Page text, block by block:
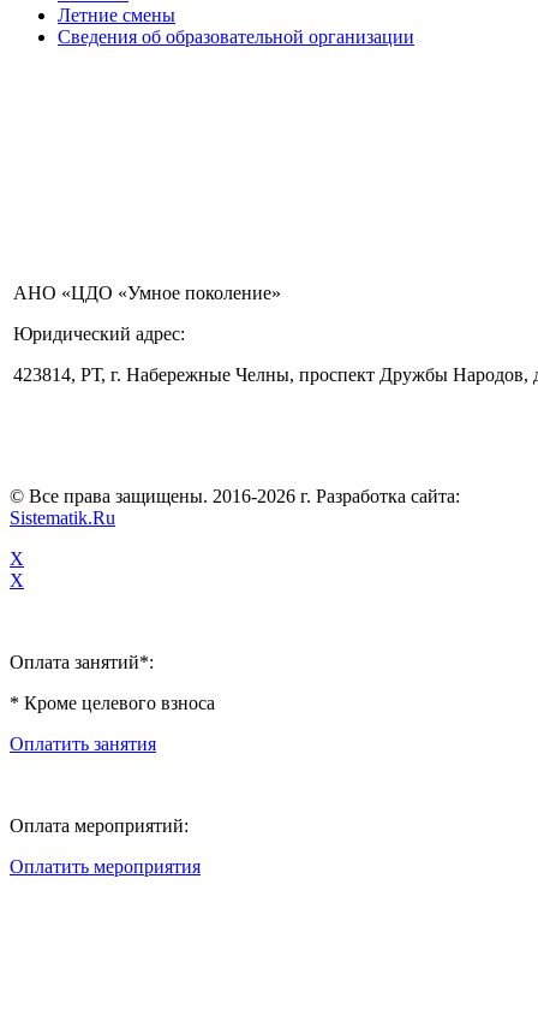
Летние смены
Сведения об образовательной организации
АНО «ЦДО «Умное поколение»
Юридический адрес:
423814, РТ, г. Набережные Челны, проспект Дружбы Народов,
© Все права защищены. 2016-2026 г. Разработка сайта:
Sistematik.Ru
X
X
Оплата занятий*:
* Кроме целевого взноса
Оплатить занятия
Оплата мероприятий:
Оплатить мероприятия